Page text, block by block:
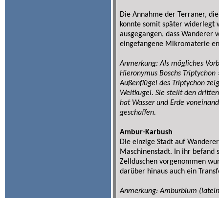
Die Annahme der Terraner,
konnte somit später widerlegt
ausgegangen, dass Wanderer
eingefangene Mikromaterie
Anmerkung: Als mögliches
Hieronymus Boschs
Außenflügel des Triptychon
Weltkugel. Sie stellt den
hat Wasser und Erde
geschaffen.
Ambur-Karbush
Die einzige Stadt auf
Maschinenstadt. In ihr befand
Zellduschen vorgenommen
darüber hinaus auch ein
Anmerkung: Amburbium